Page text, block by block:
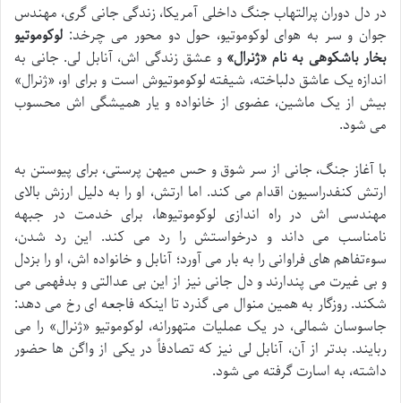
در دل دوران پرالتهاب جنگ داخلی آمریکا، زندگی جانی گری، مهندس
جوان و سر به هوای لوکوموتیو، حول دو محور می چرخد: لوکوموتیو
بخار باشکوهی به نام «ژنرال» و عشق زندگی اش، آنابل لی. جانی به
اندازه یک عاشق دلباخته، شیفته لوکوموتیوش است و برای او، «ژنرال»
بیش از یک ماشین، عضوی از خانواده و یار همیشگی اش محسوب
می شود.
با آغاز جنگ، جانی از سر شوق و حس میهن پرستی، برای پیوستن به
ارتش کنفدراسیون اقدام می کند. اما ارتش، او را به دلیل ارزش بالای
مهندسی اش در راه اندازی لوکوموتیوها، برای خدمت در جبهه
نامناسب می داند و درخواستش را رد می کند. این رد شدن،
سوءتفاهم های فراوانی را به بار می آورد؛ آنابل و خانواده اش، او را بزدل
و بی غیرت می پندارند و دل جانی نیز از این بی عدالتی و بدفهمی می
شکند. روزگار به همین منوال می گذرد تا اینکه فاجعه ای رخ می دهد:
جاسوسان شمالی، در یک عملیات متهورانه، لوکوموتیو «ژنرال» را می
ربایند. بدتر از آن، آنابل لی نیز که تصادفاً در یکی از واگن ها حضور
داشته، به اسارت گرفته می شود.